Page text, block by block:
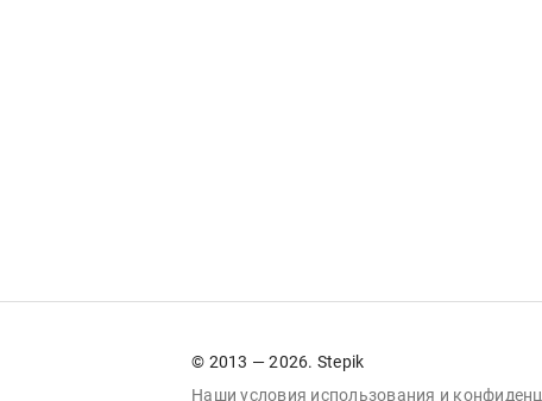
© 2013 — 2026. Stepik
Наши условия использования и